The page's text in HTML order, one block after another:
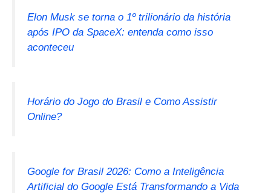
Elon Musk se torna o 1º trilionário da história
após IPO da SpaceX: entenda como isso
aconteceu
Horário do Jogo do Brasil e Como Assistir
Online?
Google for Brasil 2026: Como a Inteligência
Artificial do Google Está Transformando a Vida